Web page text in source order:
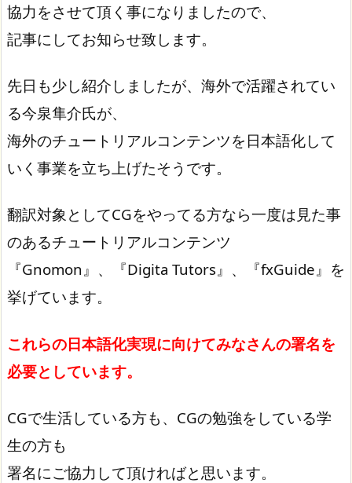
協力をさせて頂く事になりましたので、
記事にしてお知らせ致します。
先日も少し紹介しましたが、海外で活躍されてい
る今泉隼介氏が、
海外のチュートリアルコンテンツを日本語化して
いく事業を立ち上げたそうです。
翻訳対象としてCGをやってる方なら一度は見た事
のあるチュートリアルコンテンツ
『Gnomon』、『Digita Tutors』、『fxGuide』を
挙げています。
これらの日本語化実現に向けてみなさんの署名を
必要としています。
CGで生活している方も、CGの勉強をしている学
生の方も
署名にご協力して頂ければと思います。